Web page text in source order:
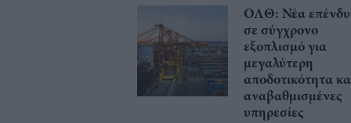
ΟΛΘ: Νέα
σε σύγχρονο
εξοπλισμό για
μεγαλύτερη
αποδοτικότητα
αναβαθμισμένες
υπηρεσίες